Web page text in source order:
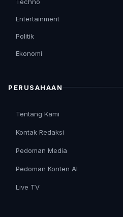
Entertainment
Politik
Ekonomi
PERUSAHAAN
Tentang Kami
Kontak Redaksi
Pedoman Media
Pedoman Konten AI
Live TV